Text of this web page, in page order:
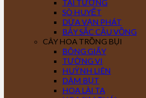
TAI TƯỢNG
SÒ HUYẾT
DỨA VẠN PHÁT
BẢY SẮC CẦU VỒNG
CÂY HOA TRỒNG BỤI
BÔNG GIẤY
TƯỜNG VI
HUỲNH LIÊN
DÂM BỤT
HOA LÀI TA